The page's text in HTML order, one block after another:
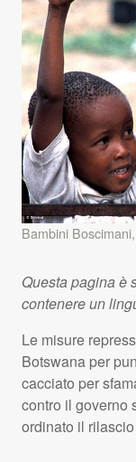
Bambini Boscimani,
Questa pagina è
contenere un
Le misure
Botswana per
cacciato per
contro il governo
ordinato il